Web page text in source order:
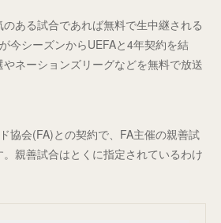
ある試合であれば無料で生中継される
今シーズンからUEFAと4年契約を結
ネーションズリーグなどを無料で放送
協会(FA)との契約で、FA主催の親善試
親善試合はとくに指定されているわけ